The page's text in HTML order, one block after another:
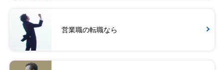
営業職の転職なら